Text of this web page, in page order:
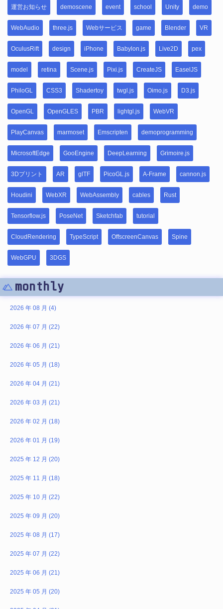
運営お知らせ demoscene event school Unity demo
WebAudio three.js Webサービス game Blender VR
OculusRift design iPhone Babylon.js Live2D pex
model retina Scene.js Pixi.js CreateJS EaselJS
PhiloGL CSS3 Shadertoy twgl.js Oimo.js D3.js
OpenGL OpenGLES PBR lightgl.js WebVR
PlayCanvas marmoset Emscripten demoprogramming
MicrosoftEdge GooEngine DeepLearning Grimoire.js
3Dプリント AR glTF PicoGL.js A-Frame cannon.js
Houdini WebXR WebAssembly cables Rust
Tensorflow.js PoseNet Sketchfab tutorial
CloudRendering TypeScript OffscreenCanvas Spine
WebGPU 3DGS
monthly
2026 年 08 月 (4)
2026 年 07 月 (22)
2026 年 06 月 (21)
2026 年 05 月 (18)
2026 年 04 月 (21)
2026 年 03 月 (21)
2026 年 02 月 (18)
2026 年 01 月 (19)
2025 年 12 月 (20)
2025 年 11 月 (18)
2025 年 10 月 (22)
2025 年 09 月 (20)
2025 年 08 月 (17)
2025 年 07 月 (22)
2025 年 06 月 (21)
2025 年 05 月 (20)